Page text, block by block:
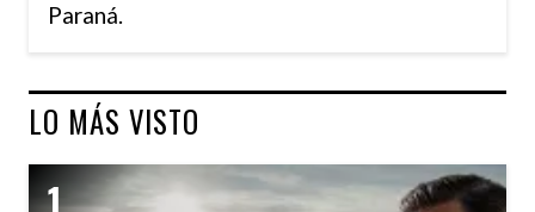
Paraná.
LO MÁS VISTO